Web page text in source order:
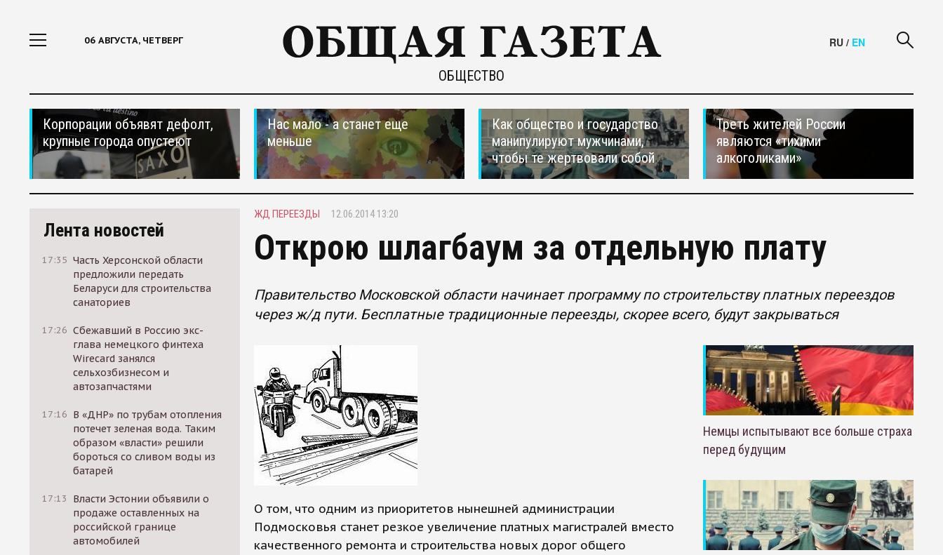
06 АВГУСТА, ЧЕТВЕРГ
ОБЩЕСТВО
RU / EN
Корпорации объявят дефолт,
крупные города опустеют
Нас мало - а станет еще
меньше
Как общество и государство
манипулируют мужчинами,
чтобы те жертвовали собой
Треть жителей России
являются «тихими
алкоголиками»
Лента новостей
17:35 Часть Херсонской области
предложили передать
Беларуси для строительства
санаториев
17:26 Сбежавший в Россию экс-
глава немецкого финтеха
Wirecard занялся
сельхозбизнесом и
автозапчастями
17:16 В «ДНР» по трубам отопления
потечет зеленая вода. Таким
образом «власти» решили
бороться со сливом воды из
батарей
17:13
Власти Эстонии объявили о
продаже оставленных на
российской границе
автомобилей
ЖД ПЕРЕЕЗДЫ 12.06.2014 13:20
Открою шлагбаум за отдельную плату
Правительство Московской области начинает программу по строительству платных переездов
через ж/д пути. Бесплатные традиционные переезды, скорее всего, будут закрываться
О том, что одним из приоритетов нынешней администрации
Подмосковья станет резкое увеличение платных магистралей вместо
качественного ремонта и строительства новых дорог общего
Немцы испытывают все больше страха
перед будущим